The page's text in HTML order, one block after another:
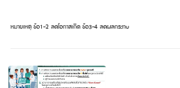
หมายเหตุ ข้อ1-2 ลดโอกาสเกิด ข้อ3-4 ลดผลกระทบ